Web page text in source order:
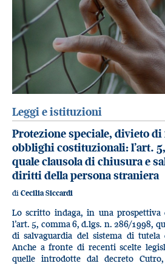
Leggi e istituzioni
Protezione speciale, divieto
obblighi costituzionali: l’art.
quale clausola di chiusura e
diritti della persona straniera
di Cecilia Siccardi
Lo scritto indaga, in una
l’art. 5, comma 6, d.lgs. n. 286/1998,
di salvaguardia del sistema di tutela
Anche a fronte di recenti scelte
quelle introdotte dal decreto